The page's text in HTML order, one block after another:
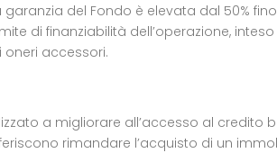
del Fondo è elevata dal 50%
di finanziabilità dell’operazione,
oneri accessori.
a migliorare all’accesso al
rimandare l’acquisto di un